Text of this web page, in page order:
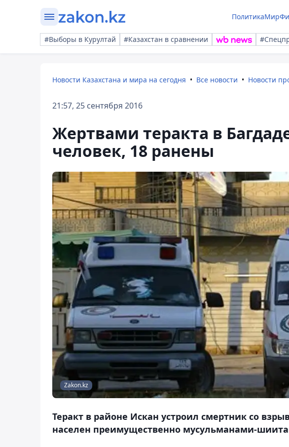
ПолитикаМир
#Выборы в Курултай #Казахстан в сравнении
Новости Казахстана и мира на сегодня Все новости Новости
21:57, 25 сентября 2016
Жертвами теракта в
человек, 18 ранены
Zakon.kz
Теракт в районе Искан устроил смертник со
населен преимущественно мусульманами-